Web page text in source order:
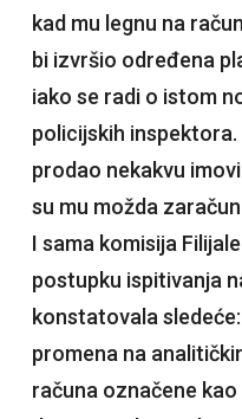
kad mu legnu na
bi izvršio određena
iako se radi o istom
policijskih
prodao nekakvu
su mu možda
I sama komisija
postupku ispitivanja
konstatovala
promena na
računa označene